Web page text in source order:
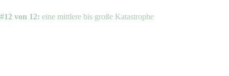
#12 von 12: eine mittlere bis große Katastrophe